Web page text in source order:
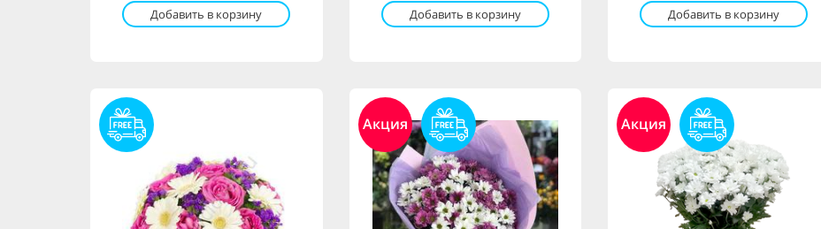
Добавить в корзину Добавить в корзину Добавить в корзину
Акция Акция